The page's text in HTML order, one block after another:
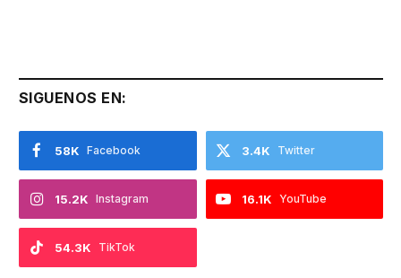
SIGUENOS EN:
Facebook
58K Twitter
3.4K
Instagram
15.2K YouTube
16.1K
TikTok
54.3K